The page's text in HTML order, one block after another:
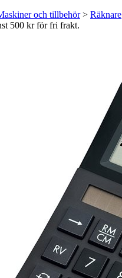
och tillbehör> Räknare
500 kr för fri frakt.